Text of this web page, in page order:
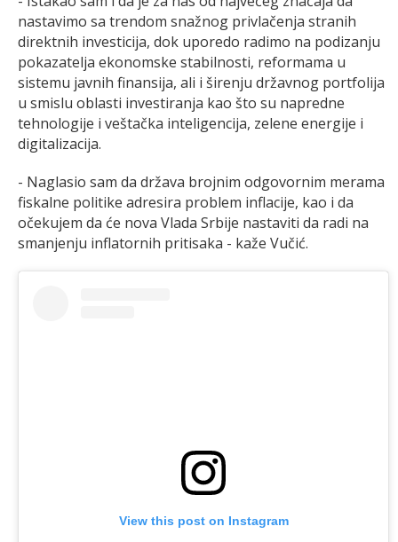
nastavimo sa trendom snažnog privlačenja stranih
direktnih investicija, dok uporedo radimo na podizanju
pokazatelja ekonomske stabilnosti, reformama u
sistemu javnih finansija, ali i širenju državnog portfolija
u smislu oblasti investiranja kao što su napredne
tehnologije i veštačka inteligencija, zelene energije i
digitalizacija.
- Naglasio sam da država brojnim odgovornim merama
fiskalne politike adresira problem inflacije, kao i da
očekujem da će nova Vlada Srbije nastaviti da radi na
smanjenju inflatornih pritisaka - kaže Vučić.
View this post on Instagram